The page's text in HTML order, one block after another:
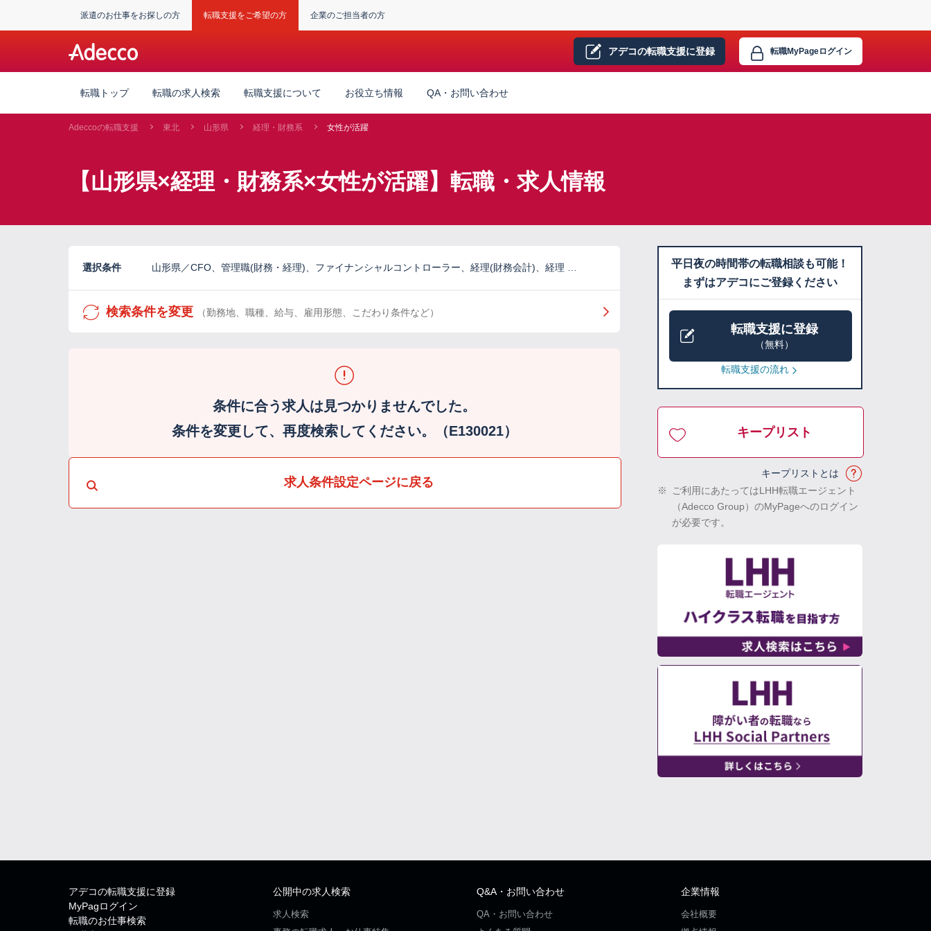
派遣のお仕事をお探しの方 転職支援をご希望の方 企業のご担当者の方
アデコの転職支援に登録 転職MyPageログイン
転職トップ 転職の求人検索 転職支援について お役立ち情報 QA・お問い合わせ
Adeccoの転職支援 東北 山形県 経理・財務系 女性が活躍
【山形県×経理・財務系×女性が活躍】転職・求人情報
選択条件 山形県／CFO、管理職(財務・経理)、ファイナンシャルコントローラー、経理(財務会計)、経理 …
検索条件を変更 （勤務地、職種、給与、雇用形態、こだわり条件など）
条件に合う求人は見つかりませんでした。
条件を変更して、再度検索してください。（E130021）
求人条件設定ページに戻る
平日夜の時間帯の転職相談も可能！
まずはアデコにご登録ください
転職支援に登録
（無料）
転職支援の流れ
キープリスト
キープリストとは
※
ご利用にあたってはLHH転職エージェント
（Adecco Group）のMyPageへのログイン
が必要です。
アデコの転職支援に登録
MyPagログイン
転職のお仕事検索
公開中の求人検索
求人検索
Q&A・お問い合わせ
QA・お問い合わせ
企業情報
会社概要